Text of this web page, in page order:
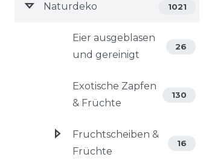
Naturdeko 1021
Eier ausgeblasen
und gereinigt
26
Exotische Zapfen
& Früchte
130
Fruchtscheiben &
Früchte
16